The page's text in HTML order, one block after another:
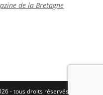
de la Bretagne
- tous droits réservés